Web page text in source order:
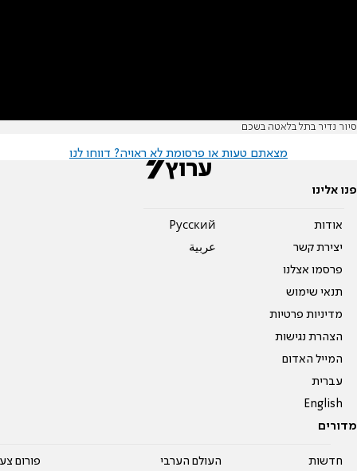
סיור נדיר בתל בלאטה בשכם
מצאתם טעות או פרסומת לא ראויה? דווחו לנו
פנו אלינו
אודות
יצירת קשר
פרסמו אצלנו
תנאי שימוש
מדיניות פרטיות
הצהרת נגישות
המייל האדום
עברית
English
Pусский
عربية
מדורים
חדשות העולם הערבי פורום